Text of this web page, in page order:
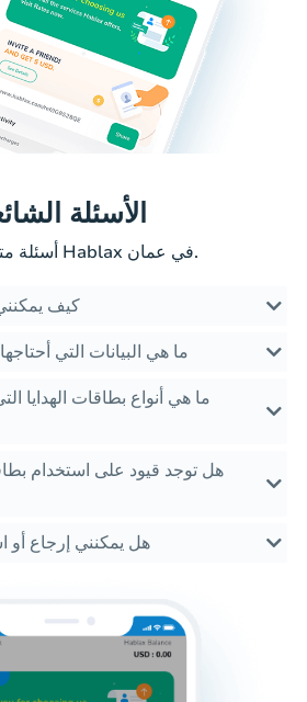
الأسئلة
أسئلة متكررة حول Hablax في عمان.
كيف
ما هي البيانات التي
ما هي أنواع بطاقات الهدايا
هل توجد قيود على استخدام
هل يمكنني إرجاع أو